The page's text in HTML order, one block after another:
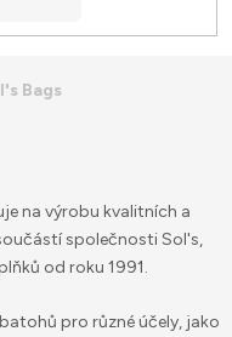
Bags
na výrobu kvalitních a
společnosti Sol's,
od roku 1991.
pro různé účely, jako